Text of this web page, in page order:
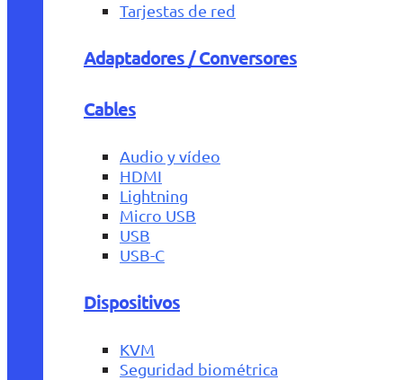
Tarjestas de red
Adaptadores / Conversores
Cables
Audio y vídeo
HDMI
Lightning
Micro USB
USB
USB-C
Dispositivos
KVM
Seguridad biométrica